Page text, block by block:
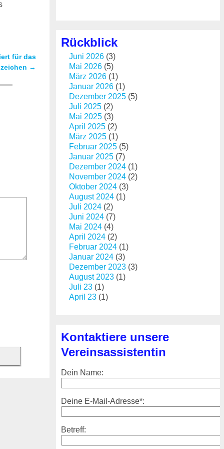
für das
→
Rückblick
Juni 2026(3)
Mai 2026(5)
März 2026(1)
Januar 2026(1)
Dezember 2025(5)
Juli 2025(2)
Mai 2025(3)
April 2025(2)
März 2025(1)
Februar 2025(5)
Januar 2025(7)
Dezember 2024(1)
November 2024(2)
Oktober 2024(3)
August 2024(1)
Juli 2024(2)
Juni 2024(7)
Mai 2024(4)
April 2024(2)
Februar 2024(1)
Januar 2024(3)
Dezember 2023(3)
August 2023(1)
Juli 23(1)
April 23(1)
Kontaktiere unsere
Vereinsassistentin
Dein Name:
Deine E-Mail-Adresse*:
Betreff: